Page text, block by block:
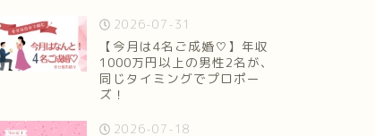
2026-07-31
【今月は4名ご成婚♡】年収
1000万円以上の男性2名が、
同じタイミングでプロポー
ズ！
2026-07-18